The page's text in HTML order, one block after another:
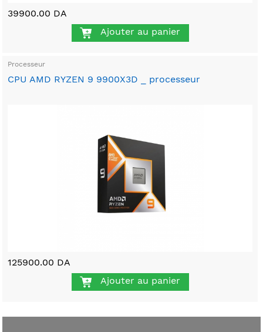
39900.00 DA
Ajouter au panier
Processeur
CPU AMD RYZEN 9 9900X3D _ processeur
125900.00 DA
Ajouter au panier